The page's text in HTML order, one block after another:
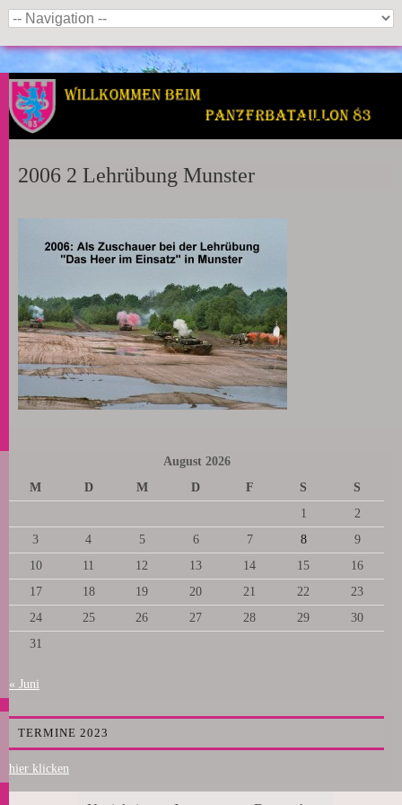
Panzerbataillon 83
2006 2 Lehrübung Munster
August 2026
M
D M D F S
S
1
2
3
4 5 6 7 8
9
10
11 12 13 14 15
16
17
18 19 20 21 22
23
24
25 26 27 28 29
30
31
« Juni
TERMINE 2023
hier klicken